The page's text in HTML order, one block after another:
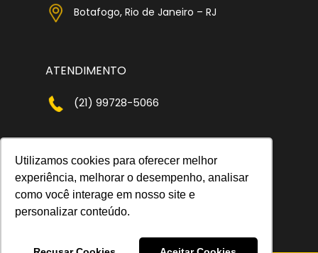
Utilizamos cookies para oferecer melhor
experiência, melhorar o desempenho, analisar
como você interage em nosso site e
personalizar conteúdo.
Botafogo, Rio de Janeiro – RJ
ATENDIMENTO
(21) 99728-5066
FÁBRICA TIVEA
Extrema – MG